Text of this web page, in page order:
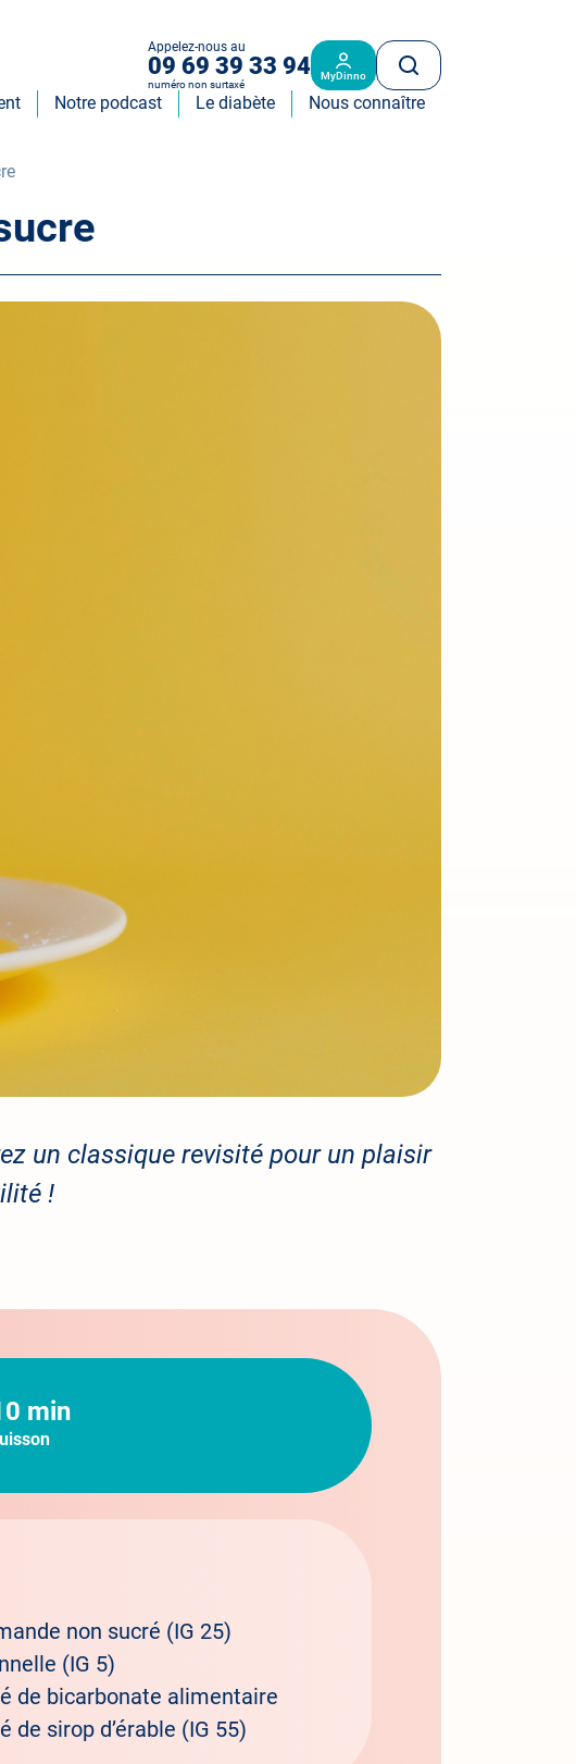
Appelez-nous au
09 69 39 33 94
numéro non surtaxé
MyDinno
Notre podcast Le diabète Nous connaître
un classique revisité pour un plaisir
!
min
non sucré (IG 25)
(IG 5)
de bicarbonate alimentaire
de sirop d’érable (IG 55)